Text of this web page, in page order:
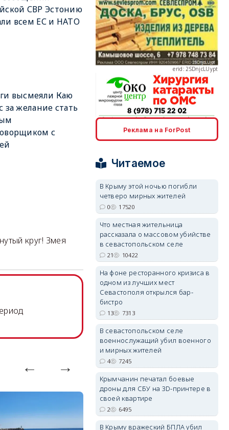
СВР Эстонию
всем ЕС и НАТО
высмеяли Каю
за желание стать
с
круг! Змея
erid: 2SDnjcLUypt
erid: 2SDnjdPjgYS
erid: 2SDnjdvhGXG
Реклама на ForPost
Читаемое
В Крыму этой ночью погибли
четверо мирных жителей
0 17520
Что местная жительница
рассказала о массовом убийстве
в севастопольском селе
21 10422
На фоне ресторанного кризиса в
одном из лучших мест
Севастополя открылся бар-
бистро
13 7313
В севастопольском селе
военнослужащий убил военного
и мирных жителей
4 7245
Крымчанин печатал боевые
дроны для СБУ на 3D-принтере в
своей квартире
2 6495
В Крыму вражеский БПЛА убил